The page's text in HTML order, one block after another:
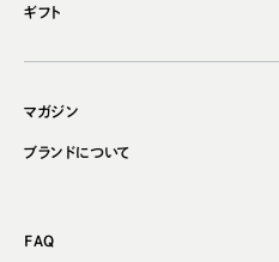
ギフト
マガジン
ブランドについて
FAQ